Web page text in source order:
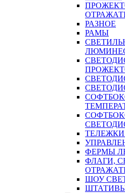
РАЗНОЕ
РАМЫ
ФЕРМЫ
ФЛАГИ,
ШОУ